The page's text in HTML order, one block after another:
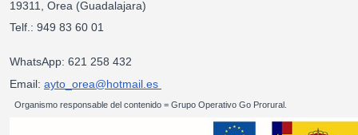
19311, Orea (Guadalajara)
Telf.: 949 83 60 01
WhatsApp: 621 258 432
Email: ayto_orea@hotmail.es
Organismo responsable del contenido = Grupo Operativo Go Prorural.